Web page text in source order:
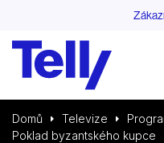
Domů Televize
Poklad byzantského kupce